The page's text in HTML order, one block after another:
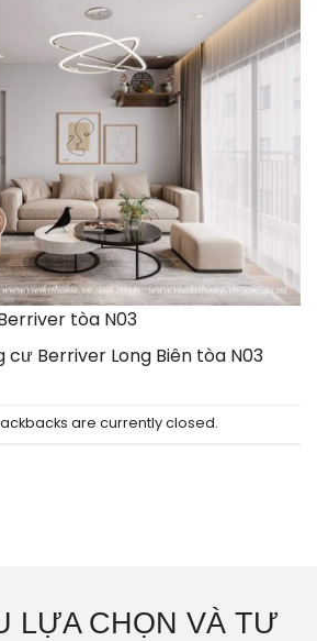
tòa N03
cư Berriver Long Biên tòa N03
are currently closed.
LỰA CHỌN VÀ TƯ